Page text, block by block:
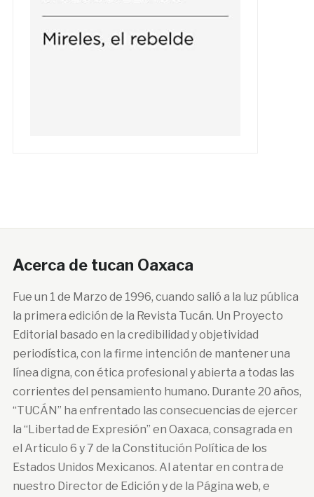
Acerca de tucan Oaxaca
Fue un 1 de Marzo de 1996, cuando salió a la luz pública
la primera edición de la Revista Tucán. Un Proyecto
Editorial basado en la credibilidad y objetividad
periodística, con la firme intención de mantener una
línea digna, con ética profesional y abierta a todas las
corrientes del pensamiento humano. Durante 20 años,
“TUCÁN” ha enfrentado las consecuencias de ejercer
la “Libertad de Expresión” en Oaxaca, consagrada en
el Articulo 6 y 7 de la Constitución Política de los
Estados Unidos Mexicanos. Al atentar en contra de
nuestro Director de Edición y de la Página web, e